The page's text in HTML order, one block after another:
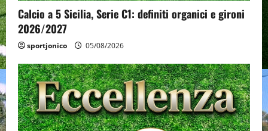
Calcio a 5 Sicilia, Serie C1: definiti organici e gironi
2026/2027
sportjonico 05/08/2026